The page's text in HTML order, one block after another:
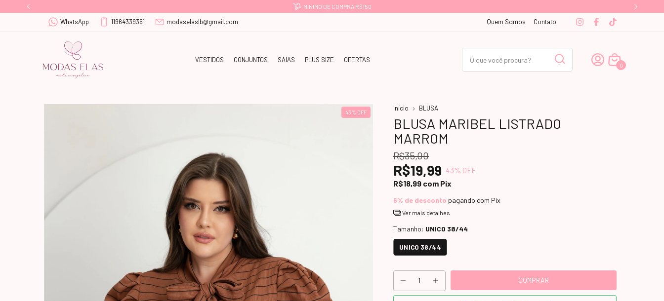
MINIMO DE COMPRA R$150
WhatsApp 11964339361 modaselaslb@gmail.com Quem Somos Contato
VESTIDOS CONJUNTOS SAIAS PLUS SIZE OFERTAS
0
43% OFF
Início BLUSA
BLUSA MARIBEL LISTRADO
MARROM
R$35,00
R$19,99 43% OFF
R$18,99 com Pix
5% de desconto pagando com Pix
Ver mais detalhes
Tamanho: UNICO 38/44
UNICO 38/44